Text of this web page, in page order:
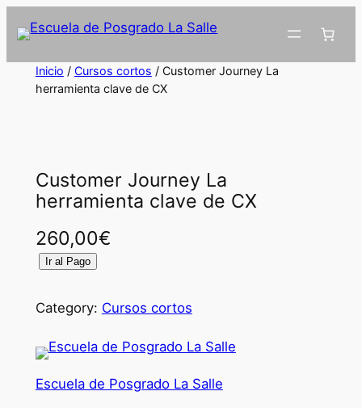
Inicio / Cursos cortos / Customer Journey La
herramienta clave de CX
Customer Journey La
herramienta clave de CX
260,00€
s
o
e
Ir al Pago
Category: Cursos cortos
Escuela de Posgrado La Salle